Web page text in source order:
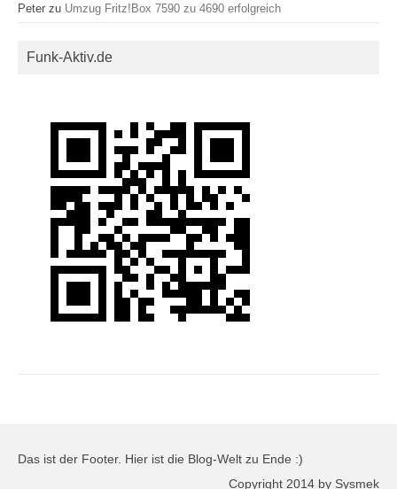
Peter zu Umzug Fritz!Box 7590 zu 4690 erfolgreich
Funk-Aktiv.de
Das ist der Footer. Hier ist die Blog-Welt zu Ende :)
Copyright 2014 by Sysmek